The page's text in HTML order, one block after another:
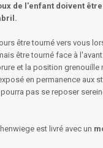
de l'enfant doivent
être tourné vers vous
être tourné face à
et la position
en permanence aux
pas se reposer
est livré avec un